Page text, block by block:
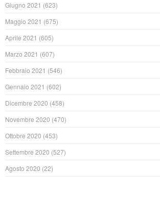
Giugno 2021 (623)
Maggio 2021 (675)
Aprile 2021 (605)
Marzo 2021 (607)
Febbraio 2021 (546)
Gennaio 2021 (602)
Dicembre 2020 (458)
Novembre 2020 (470)
Ottobre 2020 (453)
Settembre 2020 (527)
Agosto 2020 (22)